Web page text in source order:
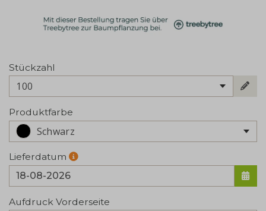
Stückzahl
100
Produktfarbe
Schwarz
Lieferdatum
Aufdruck Vorderseite